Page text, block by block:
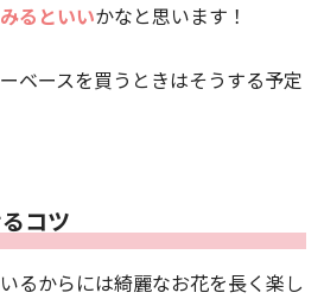
るといいかなと思います！
ベースを買うときはそうする予定
コツ
るからには綺麗なお花を長く楽し